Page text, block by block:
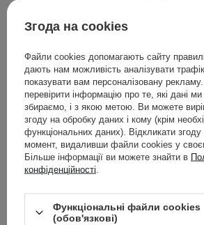
Celimax - Derma Nature
Fresh Blackhead Jojoba
Cleansing Oil -
PDRN
Згода на cookies
Файли cookies допомагають сайту
дають нам можливість аналізувати
показувати вам персоналізовану
перевірити інформацію про те, які дані
збираємо, і з якою метою. Ви можете
згоду на обробку даних і кому (крім
функціональних даних). Відкликати
момент, видаливши файли cookies у
Більше інформації ви можете знайти в
конфіденційності
Функціональні файли cookies
(обов'язкові)